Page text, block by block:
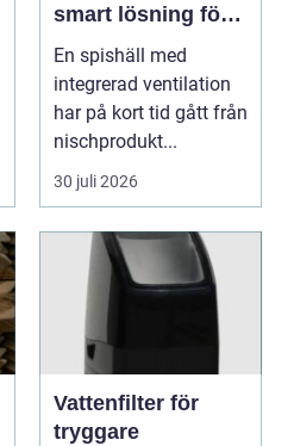
smart lösning för
moderna kök
En spishäll med
integrerad ventilation
har på kort tid gått från
nischprodukt...
30 juli 2026
Vattenfilter för
tryggare